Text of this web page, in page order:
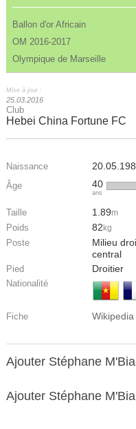
Ballon d'or Africain
OM 2016-2017
Olympique de Marseille
Mise à jour :
25.03.2016
Club
Hebei China Fortune FC
Naissance
Âge 40
ans
Taille 1.89m
Poids 82 kg
Poste
Milieu
central
Pied Droitier
Nationalité
Fiche Wikipedia
Ajouter Stéphane
Ajouter Stéphane